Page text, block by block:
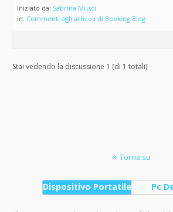
Iniziato da: Sabrina Musci
in: Commenti agli articoli di Booking Blog
Stai vedendo la discussione 1 (di 1 totali)
Torna su
Dispositivo Portatile Pc